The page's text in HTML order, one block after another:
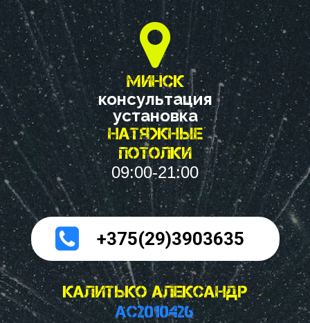

минск
консультация
установка
натяжные
потолки
09:00-21:00
а
 +375(29)3903635
Калитько Александр
АС2010426